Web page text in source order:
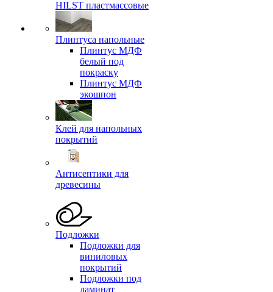
HILST пластмассовые
Плинтуса напольные
Плинтус МДФ
белый под
покраску
Плинтус МДФ
экошпон
Клей для напольных
покрытий
Антисептики для
древесины
Подложки
Подложки для
виниловых
покрытий
Подложки под
ламинат